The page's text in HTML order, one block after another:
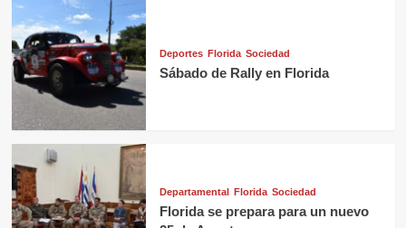
Deportes Florida Sociedad
Sábado de Rally en Florida
Departamental Florida Sociedad
Florida se prepara para un nuevo